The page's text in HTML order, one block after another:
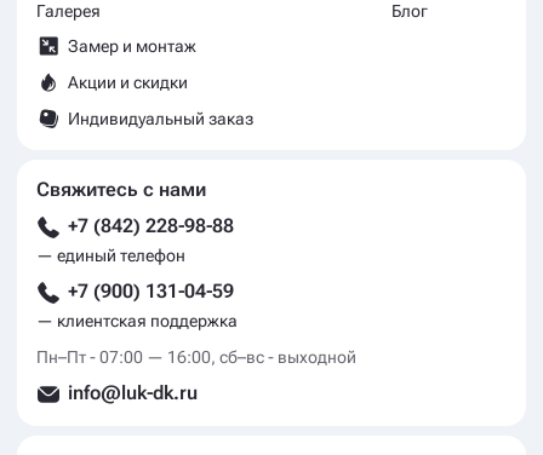
Галерея
Замер и монтаж
Акции и скидки
Индивидуальный заказ
Блог
Свяжитесь с нами
+7 (842) 228-98-88
— единый телефон
+7 (900) 131-04-59
— клиентская поддержка
Пн–Пт - 07:00 — 16:00, сб–вс - выходной
info@luk-dk.ru